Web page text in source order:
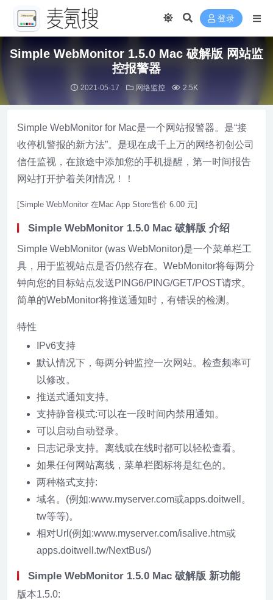
登录
Simple WebMonitor 1.5.0 Mac 破解版 网站监
控报警器
2021-05-17 网络监控 2.5K
Simple WebMonitor for Mac是一个网站报警器。是“接
收停机警报的新方法”。是现在成千上万的网络初创公司
信任监视，在旅途中添加您的手机提醒，第一时间报告
网站打开护着关闭情况！！
[Simple WebMonitor 在Mac App Store售价 6.00 元]
Simple WebMonitor 1.5.0 Mac 破解版 介绍
Simple WebMonitor (was WebMonitor)是一个菜单栏工
具，用于监视站点是否仍然存在。WebMonitor将每两分
钟向您的目标站点发送PING6/PING/GET/POST请求。
简单的WebMonitor将推送通知时，有错误的检测。
特性
IPv6支持
默认情况下，每两分钟监控一次网站。检查频率可
以修改。
推送式通知支持。
支持静音模式:可以在一段时间内禁用通知。
可以启动自动登录。
日志记录支持。离线或在线时都可以轻松查看。
如果任何网站离线，菜单栏图标将是红色的。
两种格式支持:
域名。(例如:www.myserver.com或apps.doitwell。
tw等等)。
相对Url(例如:www.myserver.com/isalive.htm或
apps.doitwell.tw/NextBus/)
Simple WebMonitor 1.5.0 Mac 破解版 新功能
版本1.5.0: